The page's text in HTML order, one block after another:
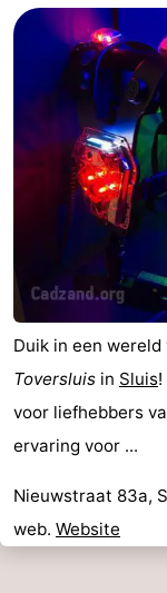
Duik in een
Toversluis in Sluis
voor liefhebbers
ervaring voor ...
Nieuwstraat 83a,
web. Website